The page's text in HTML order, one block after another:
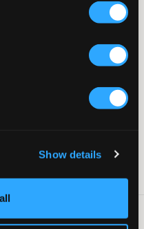
Show details
Aan de voorkant is er